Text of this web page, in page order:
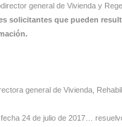
general de Vivienda y
solicitantes que pueden
general de Vivienda,
24 de julio de 2017…